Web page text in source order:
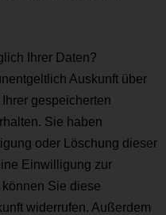
Ihrer Daten?
Auskunft über
gespeicherten
Sie haben
oder Löschung dieser
Einwilligung zur
Sie diese
widerrufen. Außerdem